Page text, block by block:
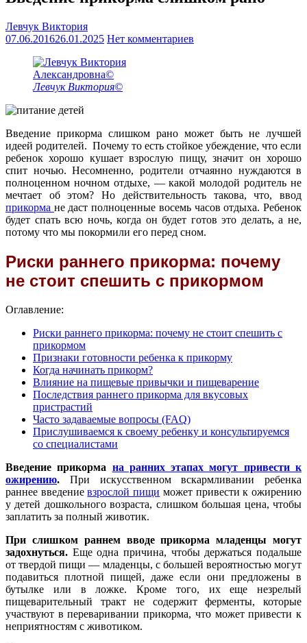
Левчук Виктория
07.06.201626.01.2025 Нет комментариев
Левчук Виктория©
Введение прикорма слишком рано может быть не лучшей
идеей родителей. Почему то есть стойкое убеждение, что если
ребенок хорошо кушает взрослую пищу, значит он хорошо
спит ночью. Несомненно, родители отчаянно нуждаются в
полноценном ночном отдыхе, — какой молодой родитель не
мечтает об этом? Но действительность такова, что, ввод
прикорма не даст полноценные восемь часов отдыха. Ребенок
будет спать всю ночь, когда он будет готов это делать, а не,
потому что мы покормили его перед сном.
Риски раннего прикорма: почему
не стоит спешить с прикормом
Оглавление:
Риски раннего прикорма: почему не стоит спешить с
прикормом
Признаки готовности ребенка к прикорму
Когда начинать прикорм?
Влияние на пищевые привычки и пищеварение
Последствия раннего прикорма для вкусовых
пристрастий
Часто задаваемые вопросы (FAQ)
Прислушиваемся к своему ребенку и консультируемся
со специалистами
Введение прикорма на ранних этапах могут привести к
ожирению. При искусственном вскармливании ребенка
раннее введениевзрослой пищи может привести к ожирению
у детей дошкольного возраста, слишком большая цена, чтобы
заплатить за полный животик.
При слишком раннем вводе прикорма младенцы могут
задохнуться. Еще одна причина, чтобы держаться подальше
от твердой пищи — младенцы, с большей вероятностью могут
подавиться плотной пищей, даже если они предложены в
бутылке или в ложке. Кроме того, их еще незрелый
пищеварительный тракт не содержит ферменты, которые
участвуют в переваривании прикорма, что может привести к
неприятностям с животиком.